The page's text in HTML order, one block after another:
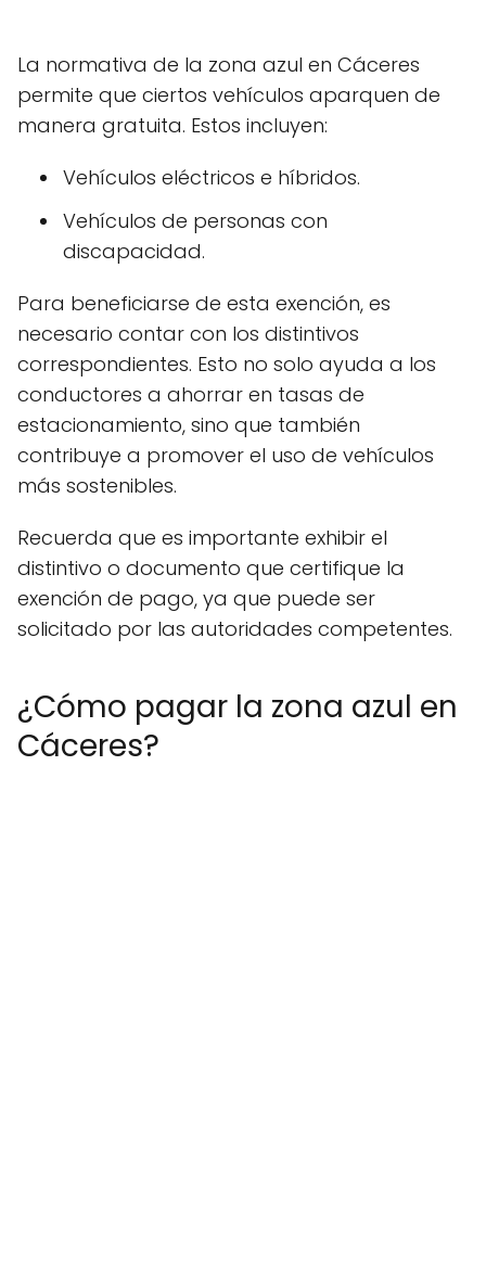
La normativa de la zona azul en Cáceres
permite que ciertos vehículos aparquen de
manera gratuita. Estos incluyen:
Vehículos eléctricos e híbridos.
Vehículos de personas con
discapacidad.
Para beneficiarse de esta exención, es
necesario contar con los distintivos
correspondientes. Esto no solo ayuda a los
conductores a ahorrar en tasas de
estacionamiento, sino que también
contribuye a promover el uso de vehículos
más sostenibles.
Recuerda que es importante exhibir el
distintivo o documento que certifique la
exención de pago, ya que puede ser
solicitado por las autoridades competentes.
¿Cómo pagar la zona azul en
Cáceres?